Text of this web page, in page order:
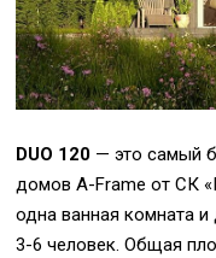
DUO 120 — это самый
домов A-Frame от СК
одна ванная комната
3-6 человек. Общая